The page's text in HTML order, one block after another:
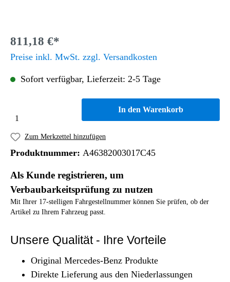
811,18 €*
Preise inkl. MwSt. zzgl. Versandkosten
Sofort verfügbar, Lieferzeit: 2-5 Tage
In den Warenkorb
Zum Merkzettel hinzufügen
Produktnummer: A46382003017C45
Als Kunde registrieren, um
Verbaubarkeitsprüfung zu nutzen
Mit Ihrer 17-stelligen Fahrgestellnummer können Sie prüfen, ob der
Artikel zu Ihrem Fahrzeug passt.
Unsere Qualität - Ihre Vorteile
Original Mercedes-Benz Produkte
Direkte Lieferung aus den Niederlassungen